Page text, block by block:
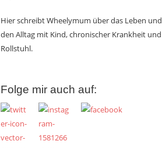
Hier schreibt Wheelymum über das Leben und
den Alltag mit Kind, chronischer Krankheit und
Rollstuhl.
Folge mir auch auf: